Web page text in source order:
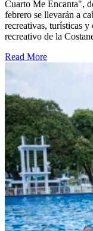
Cuarto Me Encanta",
febrero se llevarán a
recreativas, turísticas
recreativo de la
Read More